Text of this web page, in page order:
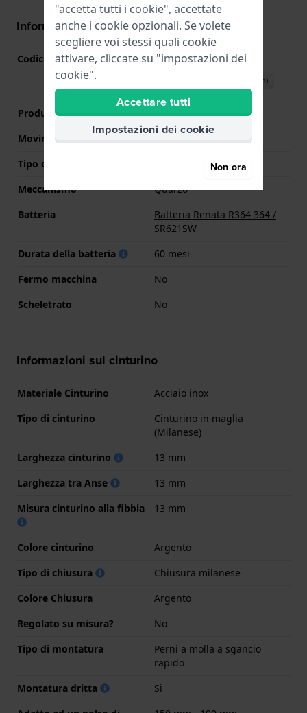
Informazioni del movimento
Codice Movimento GL22(Vedi specifiche )
Scarica il manuale (English)
Produttore Movimento
Miyota
Movimento svizzero
Tipo di display
Meccanismo
Quarzo
Batteria
Batteria Renata R364 364 /
SR621SW
Durata della batteria
60 mesi
Fermo macchina
No
Scheletrato
No
Informazioni sul cinturino
Materiale Cinturino
Acciaio inox
Tipo di cinturino
Cinturino in maglia
(Milanese)
Larghezza cinturino
13 mm
Larghezza tra Anse
13 mm
Misura cinturino alla fibbia
13 mm
Colore cinturino
Argento
Tipo di chiusura
Chiusura milanese
Colore Chiusura
Argento
Regolato su misura?
No
Tipo di montatura
Perni a molla a sgancio
rapido
Montatura dritta
Si
"accetta tutti i cookie", accettate
anche i cookie opzionali. Se volete
scegliere voi stessi quali cookie
attivare, cliccate su "impostazioni dei
cookie".
Accettare tutti
Impostazioni dei cookie
Non ora